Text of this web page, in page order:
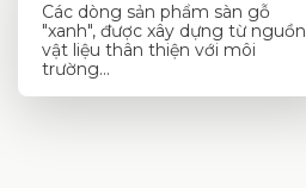
Các dòng sản phẩm sàn gỗ
"xanh", được xây dựng từ nguồn
vật liệu thân thiện với môi
trường...